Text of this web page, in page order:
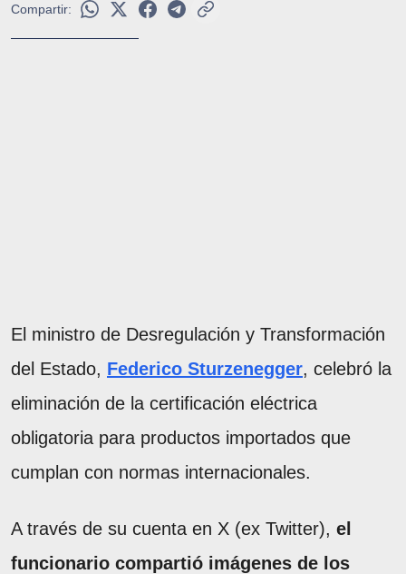
Compartir:
El ministro de Desregulación y Transformación
del Estado, Federico Sturzenegger, celebró la
eliminación de la certificación eléctrica
obligatoria para productos importados que
cumplan con normas internacionales.
A través de su cuenta en X (ex Twitter), el
funcionario compartió imágenes de los